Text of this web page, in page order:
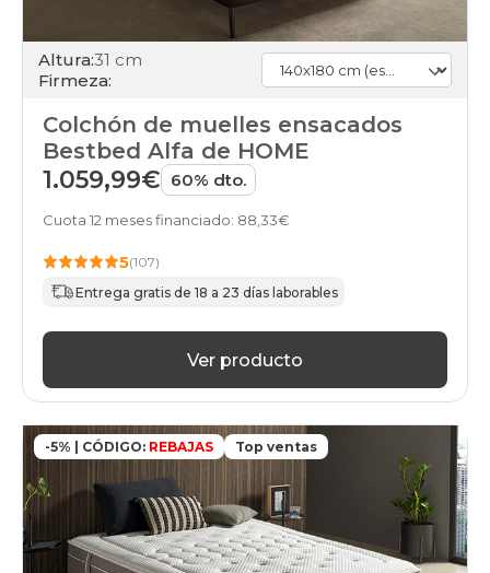
Altura:31 cm
Firmeza:
Colchón de muelles ensacados
Bestbed Alfa de HOME
1.059,99€ 60% dto.
Cuota 12 meses financiado: 88,33€
5(107)
Entrega gratis de 18 a 23 días laborables
Ver producto
-5% | CÓDIGO: REBAJAS Top ventas